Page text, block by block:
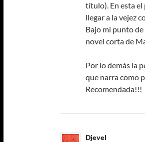
título). En esta el
llegar a la vejez
Bajo mi punto
novel corta de
Por lo demás la
que narra como
Recomendada!!!
Djevel